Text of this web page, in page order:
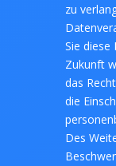
zu
Sie diese
Zukunft
das
die
Des